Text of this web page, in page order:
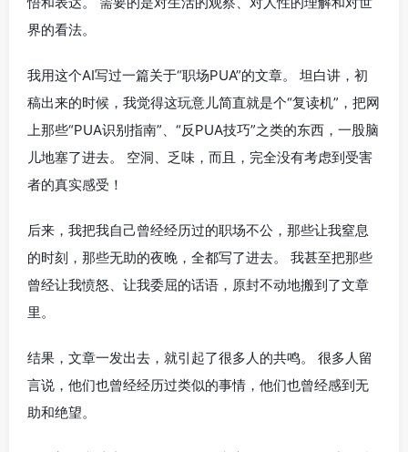
界的看法。
我用这个AI写过一篇关于“职场PUA”的文章。 坦白讲，初
稿出来的时候，我觉得这玩意儿简直就是个“复读机”，把网
上那些“PUA识别指南”、“反PUA技巧”之类的东西，一股脑
儿地塞了进去。 空洞、乏味，而且，完全没有考虑到受害
者的真实感受！
后来，我把我自己曾经经历过的职场不公，那些让我窒息
的时刻，那些无助的夜晚，全都写了进去。 我甚至把那些
曾经让我愤怒、让我委屈的话语，原封不动地搬到了文章
里。
结果，文章一发出去，就引起了很多人的共鸣。 很多人留
言说，他们也曾经经历过类似的事情，他们也曾经感到无
助和绝望。